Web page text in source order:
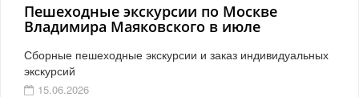
Пешеходные экскурсии по Москве
Владимира Маяковского в июле
Сборные пешеходные экскурсии и заказ индивидуальных
экскурсий
15.06.2026